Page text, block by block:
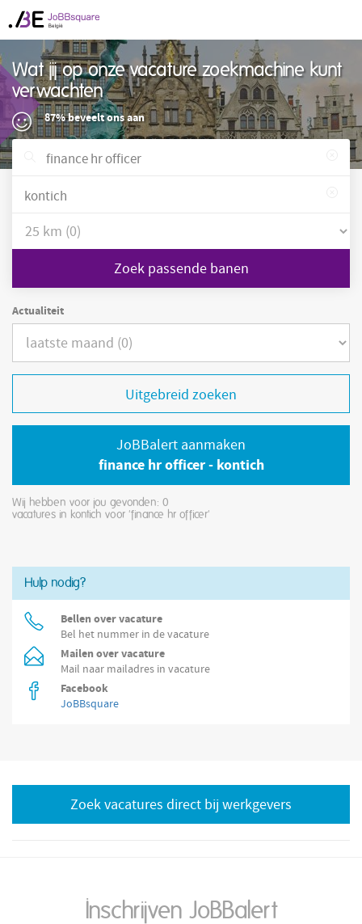
Wat jij op onze vacature zoekmachine kunt
verwachten
87% beveelt ons aan
Zoek passende banen
Actualiteit
Uitgebreid zoeken
JoBBalert aanmaken
finance hr officer - kontich
Wij hebben voor jou gevonden: 0
vacatures in kontich voor 'finance hr officer'
Hulp nodig?
Bellen over vacature
Bel het nummer in de vacature
Mailen over vacature
Mail naar mailadres in vacature
Facebook
JoBBsquare
Zoek vacatures direct bij werkgevers
Inschrijven JoBBalert